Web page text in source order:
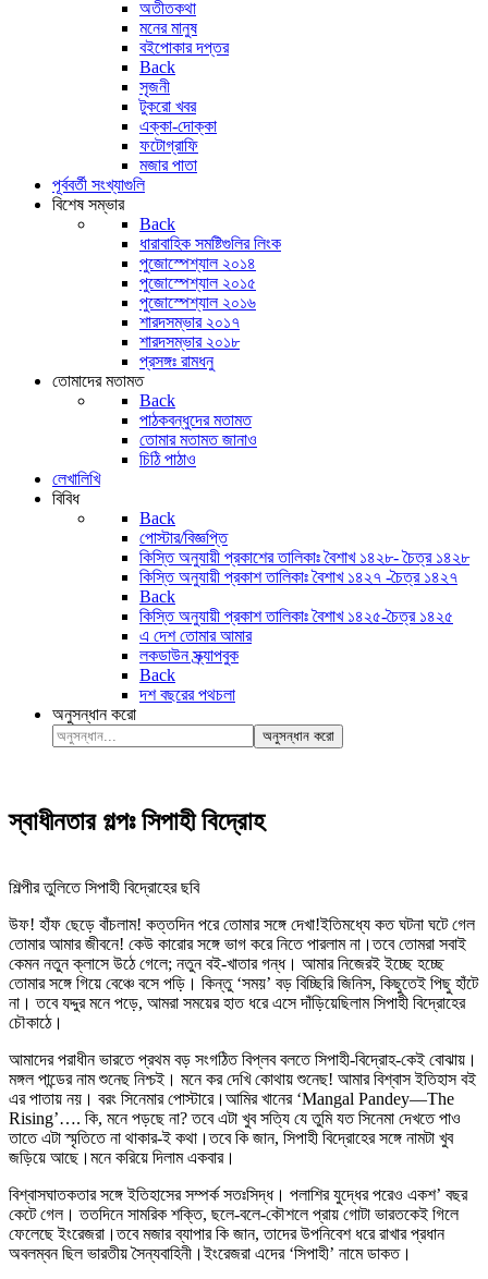
অতীতকথা
মনের মানুষ
বইপোকার দপ্তর
Back
সৃজনী
টুকরো খবর
এক্কা-দোক্কা
ফটোগ্রাফি
মজার পাতা
পূর্ববর্তী সংখ্যাগুলি
বিশেষ সম্ভার
Back
ধারাবাহিক সমষ্টিগুলির লিংক
পুজোস্পেশ্যাল ২০১৪
পুজোস্পেশ্যাল ২০১৫
পুজোস্পেশ্যাল ২০১৬
শারদসম্ভার ২০১৭
শারদসম্ভার ২০১৮
প্রসঙ্গঃ রামধনু
তোমাদের মতামত
Back
পাঠকবন্ধুদের মতামত
তোমার মতামত জানাও
চিঠি পাঠাও
লেখালিখি
বিবিধ
Back
পোস্টার/বিজ্ঞপ্তি
কিস্তি অনুযায়ী প্রকাশের তালিকাঃ বৈশাখ ১৪২৮- চৈত্র ১৪২৮
কিস্তি অনুযায়ী প্রকাশ তালিকাঃ বৈশাখ ১৪২৭ -চৈত্র ১৪২৭
Back
কিস্তি অনুযায়ী প্রকাশ তালিকাঃ বৈশাখ ১৪২৫-চৈত্র ১৪২৫
এ দেশ তোমার আমার
লকডাউন স্ক্র্যাপবুক
Back
দশ বছরের পথচলা
অনুসন্ধান করো
অনুসন্ধান করো
স্বাধীনতার গল্পঃ সিপাহী বিদ্রোহ
শিল্পীর তুলিতে সিপাহী বিদ্রোহের ছবি
উফ! হাঁফ ছেড়ে বাঁচলাম! কত্তদিন পরে তোমার সঙ্গে দেখা!ইতিমধ্যে কত ঘটনা ঘটে গেল
তোমার আমার জীবনে! কেউ কারোর সঙ্গে ভাগ করে নিতে পারলাম না।তবে তোমরা সবাই
কেমন নতুন ক্লাসে উঠে গেলে; নতুন বই-খাতার গন্ধ। আমার নিজেরই ইচ্ছে হচ্ছে
তোমার সঙ্গে গিয়ে বেঞ্চে বসে পড়ি। কিন্তু ‘সময়’ বড় বিচ্ছিরি জিনিস, কিছুতেই পিছু হাঁটে
না। তবে যদ্দুর মনে পড়ে, আমরা সময়ের হাত ধরে এসে দাঁড়িয়েছিলাম সিপাহী বিদ্রোহের
চৌকাঠে।
আমাদের পরাধীন ভারতে প্রথম বড় সংগঠিত বিপ্লব বলতে সিপাহী-বিদ্রোহ-কেই বোঝায়।
মঙ্গল পান্ডের নাম শুনেছ নিশ্চই। মনে কর দেখি কোথায় শুনেছ! আমার বিশ্বাস ইতিহাস বই
এর পাতায় নয়। বরং সিনেমার পোস্টারে।আমির খানের ‘Mangal Pandey—The
Rising’…. কি, মনে পড়ছে না? তবে এটা খুব সত্যি যে তুমি যত সিনেমা দেখতে পাও
তাতে এটা স্মৃতিতে না থাকার-ই কথা।তবে কি জান, সিপাহী বিদ্রোহের সঙ্গে নামটা খুব
জড়িয়ে আছে।মনে করিয়ে দিলাম একবার।
বিশ্বাসঘাতকতার সঙ্গে ইতিহাসের সম্পর্ক সতঃসিদ্ধ। পলাশির যুদ্ধের পরেও একশ’ বছর
কেটে গেল। ততদিনে সামরিক শক্তি, ছলে-বলে-কৌশলে প্রায় গোটা ভারতকেই গিলে
ফেলেছে ইংরেজরা।তবে মজার ব্যাপার কি জান, তাদের উপনিবেশ ধরে রাখার প্রধান
অবলম্বন ছিল ভারতীয় সৈন্যবাহিনী।ইংরেজরা এদের ‘সিপাহী’ নামে ডাকত।